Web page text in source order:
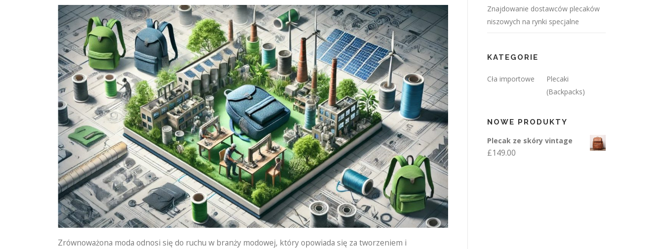
Zrównoważona moda odnosi się do ruchu w branży modowej, który opowiada się za tworzeniem i
Znajdowanie dostawców plecaków
niszowych na rynki specjalne
KATEGORIE
Cła importowe
Plecaki
(Backpacks)
NOWE PRODUKTY
Plecak ze skóry vintage
£149.00